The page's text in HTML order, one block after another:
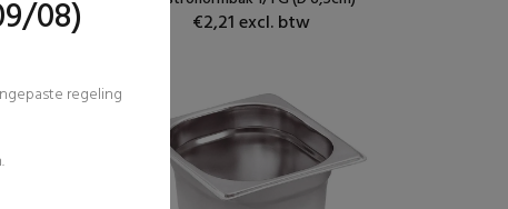
€2,21 excl. btw
08)
regeling